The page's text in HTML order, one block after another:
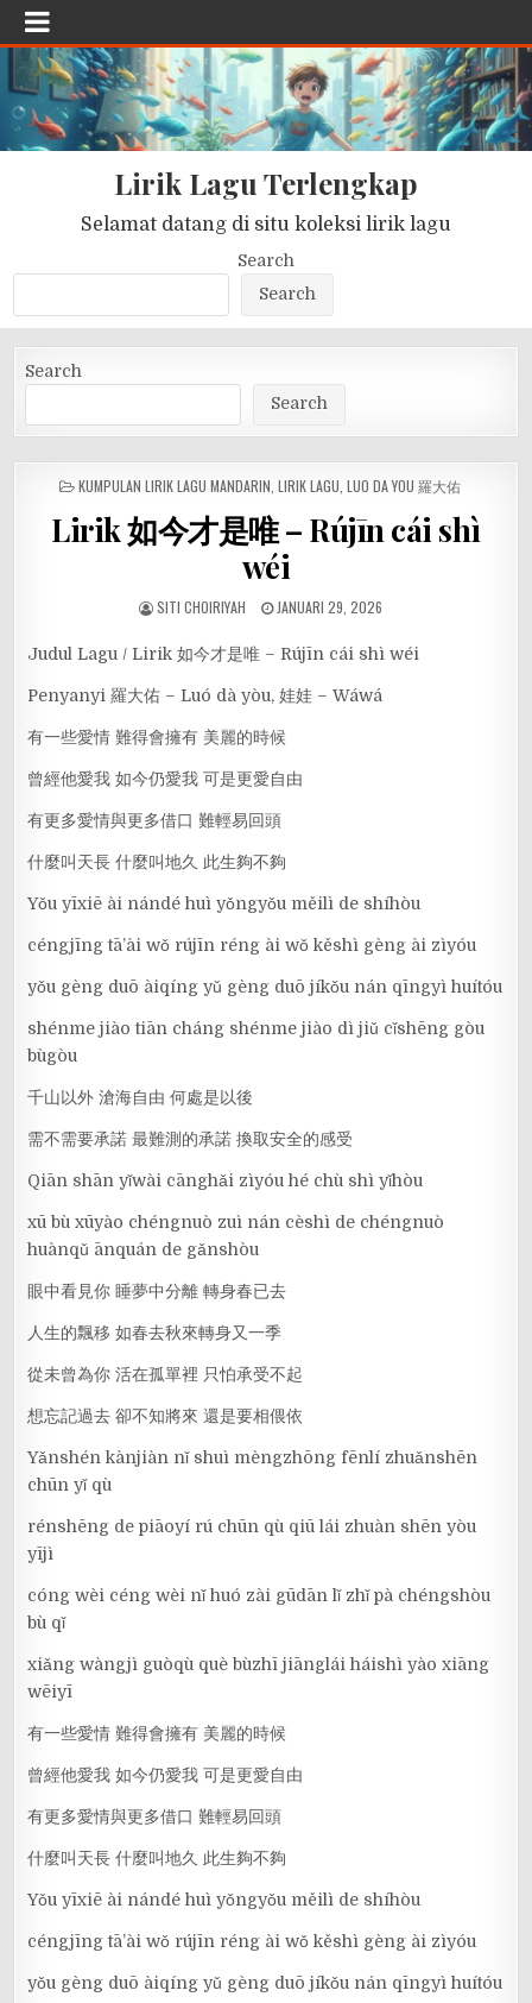
Lirik Lagu Terlengkap
Selamat datang di situ koleksi lirik lagu
Search
Search
Search
Search
POSTED
KUMPULAN LIRIK LAGU MANDARIN LIRIK LAGU LUO DA YOU 羅大佑
Lirik 如今才是唯 – Rújīn cái shì
wéi
SITI CHOIRIYAH JANUARI 29, 2026
Judul Lagu / Lirik 如今才是唯 – Rújīn cái shì wéi
Penyanyi 羅大佑 – Luó dà yòu, 娃娃 – Wáwá
有一些愛情 難得會擁有 美麗的時候
曾經他愛我 如今仍愛我 可是更愛自由
有更多愛情與更多借口 難輕易回頭
什麼叫天長 什麼叫地久 此生夠不夠
Yǒu yīxiē ài nándé huì yǒngyǒu měilì de shíhòu
céngjīng tā’ài wǒ rújīn réng ài wǒ kěshì gèng ài zìyóu
yǒu gèng duō àiqíng yǔ gèng duō jíkǒu nán qīngyì huítóu
shénme jiào tiān cháng shénme jiào dì jiǔ cǐshēng gòu
bùgòu
千山以外 滄海自由 何處是以後
需不需要承諾 最難測的承諾 換取安全的感受
Qiān shān yǐwài cānghǎi zìyóu hé chù shì yǐhòu
xū bù xūyào chéngnuò zuì nán cèshì de chéngnuò
huànqǔ ānquán de gǎnshòu
眼中看見你 睡夢中分離 轉身春已去
人生的飄移 如春去秋來轉身又一季
從未曾為你 活在孤單裡 只怕承受不起
想忘記過去 卻不知將來 還是要相偎依
Yǎnshén kànjiàn nǐ shuì mèngzhōng fēnlí zhuǎnshēn
chūn yǐ qù
rénshēng de piāoyí rú chūn qù qiū lái zhuàn shēn yòu
yījì
cóng wèi céng wèi nǐ huó zài gūdān lǐ zhǐ pà chéngshòu
bù qǐ
xiǎng wàngjì guòqù què bùzhī jiānglái háishì yào xiāng
wēiyī
有一些愛情 難得會擁有 美麗的時候
曾經他愛我 如今仍愛我 可是更愛自由
有更多愛情與更多借口 難輕易回頭
什麼叫天長 什麼叫地久 此生夠不夠
Yǒu yīxiē ài nándé huì yǒngyǒu měilì de shíhòu
céngjīng tā’ài wǒ rújīn réng ài wǒ kěshì gèng ài zìyóu
yǒu gèng duō àiqíng yǔ gèng duō jíkǒu nán qīngyì huítóu